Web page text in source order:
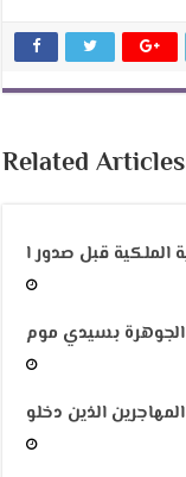
Related Articles